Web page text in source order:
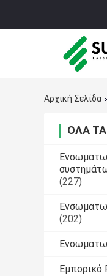
Αρχική Σελίδα
ΌΛΑ
(227)
(202)